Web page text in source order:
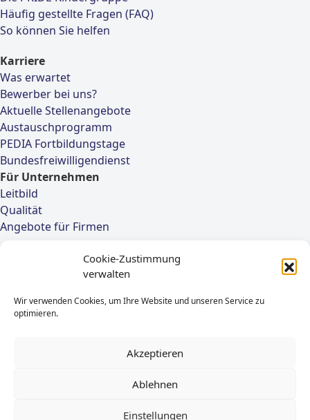
Cookie-Zustimmung
verwalten
Wir verwenden Cookies, um Ihre Website und unseren Service zu
optimieren.
Akzeptieren
Ablehnen
Einstellungen
Häufig gestellte Fragen (FAQ)
So können Sie helfen
Karriere
Was erwartet
Bewerber bei uns?
Aktuelle Stellenangebote
Austauschprogramm
PEDIA Fortbildungstage
Bundesfreiwilligendienst
Für Unternehmen
Leitbild
Qualität
Angebote für Firmen
PEDIA – Bildung von Anfang
22767 Hamburg
info@pedia-bildung.de